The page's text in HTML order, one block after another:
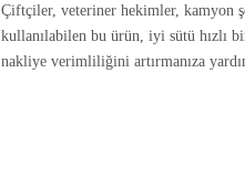
Çiftçiler, veteriner hekimler, kamyon
kullanılabilen bu ürün, iyi sütü hızlı
nakliye verimliliğini artırmanıza